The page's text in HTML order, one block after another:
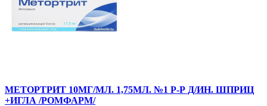
МЕТОРТРИТ 10МГ/МЛ. 1,75МЛ. №1 Р-Р Д/ИН. ШПРИЦ
+ИГЛА /РОМФАРМ/